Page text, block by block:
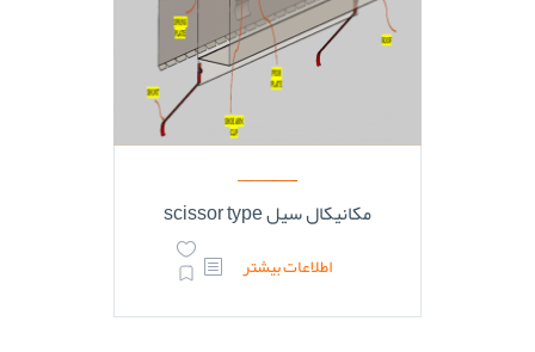
مکانیکال سیل scissor type
اطلاعات بیشتر